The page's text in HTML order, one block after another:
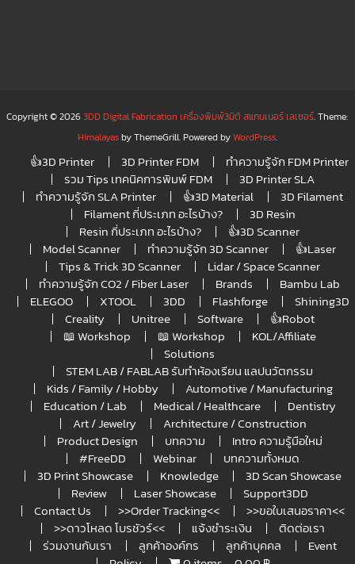
Copyright © 20263DD Digital Fabrication เครื่องพิมพ์3มิติ สแกนเนอร์ เลเซอร์. Theme:
Himalayasby ThemeGrill. Powered byWordPress.
👍3D Printer 3D Printer FDM
ทำความรู้จัก FDM Printer
รวม Tips เทคนิคการพิมพ์ FDM
3D Printer SLA
ทำความรู้จัก SLA Printer
👍3D Material
3D Filament
Filament กี่ประเภท อะไรบ้าง?
3D Resin
Resin กี่ประเภท อะไรบ้าง?
👍3D Scanner
Model Scanner
ทำความรู้จัก 3D Scanner
👍Laser
Tips & Trick 3D Scanner
Lidar / Space Scanner
ทำความรู้จัก CO2 / Fiber Laser
Brands
Bambu Lab
ELEGOO
XTOOL 3DD Flashforge
Shining3D
Creality
Unitree Software
👍Robot
📖 Workshop
📖 Workshop
KOL/Affiliate
Solutions
STEM LAB / FABLAB รับทำห้องเรียน แลปนวัตกรรม
Kids / Family / Hobby
Automotive / Manufacturing
Education / Lab
Medical / Healthcare
Dentistry
Art / Jewelry
Architecture / Construction
Product Design
บทความ
Intro ความรู้มือใหม่
#FreeDD
Webinar
บทความทั้งหมด
3D Print Showcase
Knowledge
3D Scan Showcase
Review
Laser Showcase
Support3DD
Contact Us
>>Order Tracking<<
>>ขอใบเสนอราคา<<
>>ดาวโหลด โบรชัวร์<<
แจ้งชำระเงิน
ติดต่อเรา
ร่วมงานกับเรา
ลูกค้าองค์กร ลูกค้าบุคคล
Event